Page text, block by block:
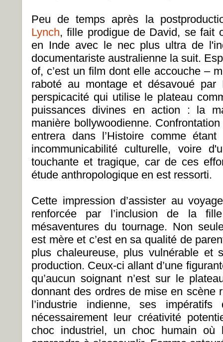
Peu de temps après la
Lynch, fille prodigue de David, se fait
en Inde avec le nec plus ultra de
documentariste australienne la suit.
of, c’est un film dont elle accouche –
raboté au montage et désavoué
perspicacité qui utilise le plateau
puissances divines en action : la
manière bollywoodienne.
entrera dans l’Histoire comme
incommunicabilité culturelle, voire
touchante et tragique, car de ces
étude anthropologique en est ressorti.
Cette impression d’assister au
renforcée par l’inclusion de la
mésaventures du tournage. Non
est mère et c’est en sa qualité de
plus chaleureuse, plus vulnérable et
production. Ceux-ci allant d’une
qu’aucun soignant n’est sur le
donnant des ordres de mise en scène
l’industrie indienne, ses impératifs
nécessairement leur créativité
choc industriel, un choc humain où